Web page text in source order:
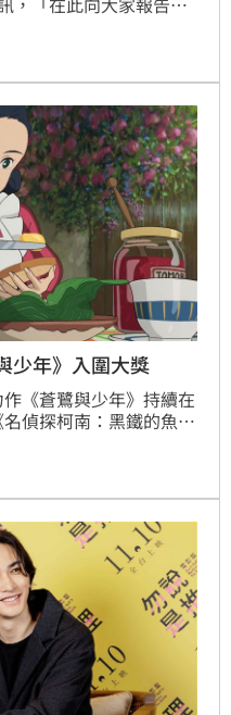
少年》入圍大獎
《蒼鷺與少年》持續在
偵探柯南：黑鐵的魚
紐約、洛杉磯、波士
佳原創配樂兩項大獎。